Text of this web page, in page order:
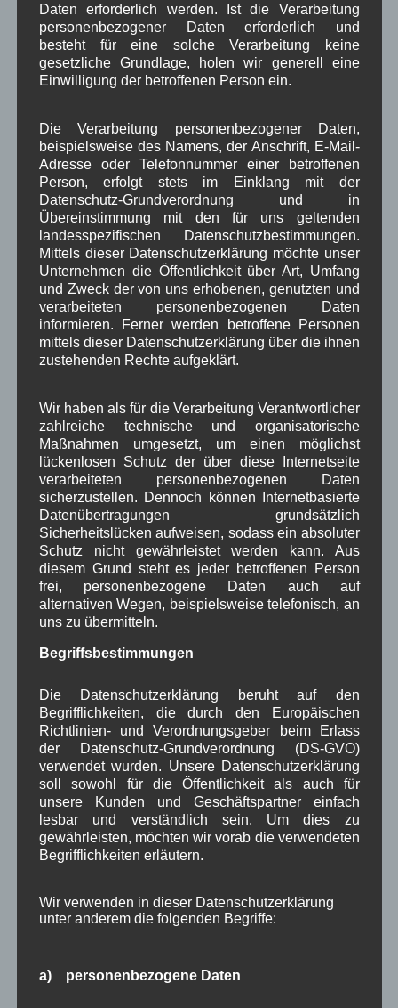
Musik , Natur und Umwelt , Ochsenrennen
Schule Sport , Tagespflege , Tourismus ,
TV ,Umfrage Veranstaltung , Verkehr
Verwaltung , Video ,
Vorstand Dorferneuerung , Woiga.de ,
Zeitung Zigarettensteig
Bauernregel im August
An St. Afra Regen kommt dem Bauern ungelegen. 7. August
Neueste Kommentare
WBEbeiÜber uns
Josef Otler, Verein fürr Geschichte beiÜber uns
Gerd ErfertbeiÜber uns
Beitragsarchiv
August 2026(2)
Juli 2026
(9)
Juni 2026(4)
Mai 2026(11)
April 2026(8)
Februar 2026
Januar 2026(8)
Dezember 2025
November 2025(5)
Oktober 2025(8)
September 2025
(5)
August 2025(2)
Juli 2025(9)
Juni 2025(7)
Mai 2025(3)
Februar 2025(9)
November 2024
(14)
Oktober 2024(10)
Daten erforderlich werden. Ist die Verarbeitung
personenbezogener Daten erforderlich und
besteht für eine solche Verarbeitung keine
gesetzliche Grundlage, holen wir generell eine
Einwilligung der betroffenen Person ein.
Die Verarbeitung personenbezogener Daten,
beispielsweise des Namens, der Anschrift, E-Mail-
Adresse oder Telefonnummer einer betroffenen
Person, erfolgt stets im Einklang mit der
Datenschutz-Grundverordnung und in
Übereinstimmung mit den für uns geltenden
landesspezifischen Datenschutzbestimmungen.
Mittels dieser Datenschutzerklärung möchte unser
Unternehmen die Öffentlichkeit über Art, Umfang
und Zweck der von uns erhobenen, genutzten und
verarbeiteten personenbezogenen Daten
informieren. Ferner werden betroffene Personen
mittels dieser Datenschutzerklärung über die ihnen
zustehenden Rechte aufgeklärt.
Wir haben als für die Verarbeitung Verantwortlicher
zahlreiche technische und organisatorische
Maßnahmen umgesetzt, um einen möglichst
lückenlosen Schutz der über diese Internetseite
verarbeiteten personenbezogenen Daten
sicherzustellen. Dennoch können Internetbasierte
Datenübertragungen grundsätzlich
Sicherheitslücken aufweisen, sodass ein absoluter
Schutz nicht gewährleistet werden kann. Aus
diesem Grund steht es jeder betroffenen Person
frei, personenbezogene Daten auch auf
alternativen Wegen, beispielsweise telefonisch, an
uns zu übermitteln.
Begriffsbestimmungen
Die Datenschutzerklärung beruht auf den
Begrifflichkeiten, die durch den Europäischen
Richtlinien- und Verordnungsgeber beim Erlass
der Datenschutz-Grundverordnung (DS-GVO)
verwendet wurden. Unsere Datenschutzerklärung
soll sowohl für die Öffentlichkeit als auch für
unsere Kunden und Geschäftspartner einfach
lesbar und verständlich sein. Um dies zu
gewährleisten, möchten wir vorab die verwendeten
Begrifflichkeiten erläutern.
Wir verwenden in dieser Datenschutzerklärung
unter anderem die folgenden Begriffe:
a) personenbezogene Daten